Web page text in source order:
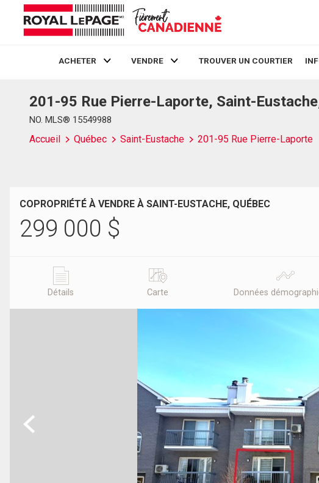
ACHETER VENDRE TROUVER UN COURTIER
201-95 Rue Pierre-Laporte, Saint-
NO. MLS® 15549988
Accueil Québec Saint-Eustache 201-95 Rue Pierre-Laporte
COPROPRIÉTÉ À VENDRE À SAINT-EUSTACHE, QUÉBEC
299 000 $
Détails Carte Données
Previous